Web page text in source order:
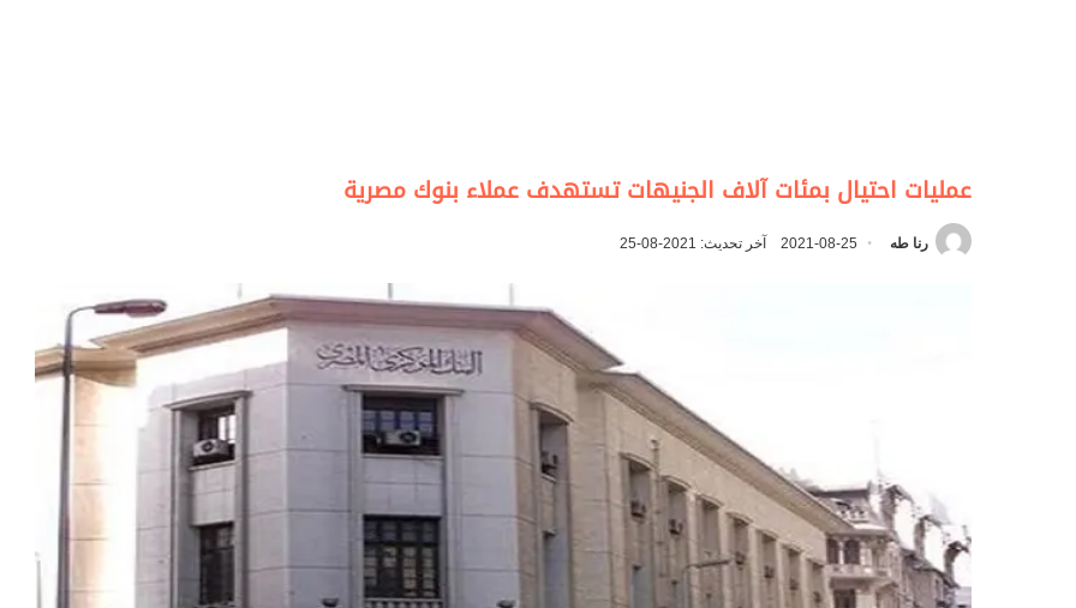
عمليات احتيال بمئات آلاف الجنيهات تستهدف عملاء بنوك مصرية
رنا طه 2021-08-25 آخر تحديث: 2021-08-25